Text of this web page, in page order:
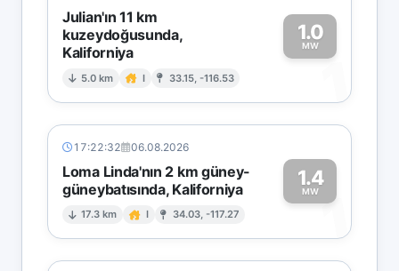
Julian'ın 11 km
kuzeydoğusunda,
Kaliforniya
5.0 km I 33.15, -116.53
1.0
MW
1
17:22:32 06.08.2026
Loma Linda'nın 2 km güney-
güneybatısında, Kaliforniya
17.3 km I 34.03, -117.27
1.4
MW1